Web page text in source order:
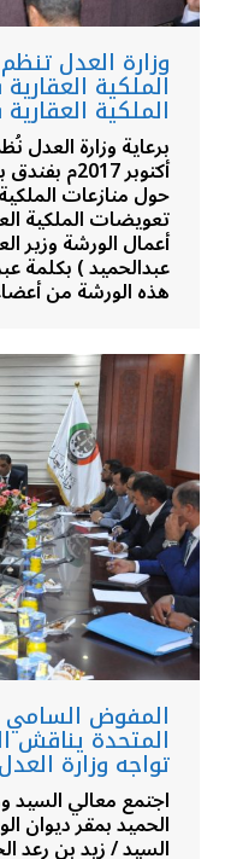
وزارة العدل
الملكية
الملكية
أكتوبر
حول منازعات
تعويضات الملكية
أعمال الورشة وزير
عبدالحميد ) بكلمة
هذه الورشة من
المفوض السامي
المتحدة يناقش
تواجه وزارة العدل
اجتمع معالي السيد
الحميد بمقر ديوان
السيد / زيد بن